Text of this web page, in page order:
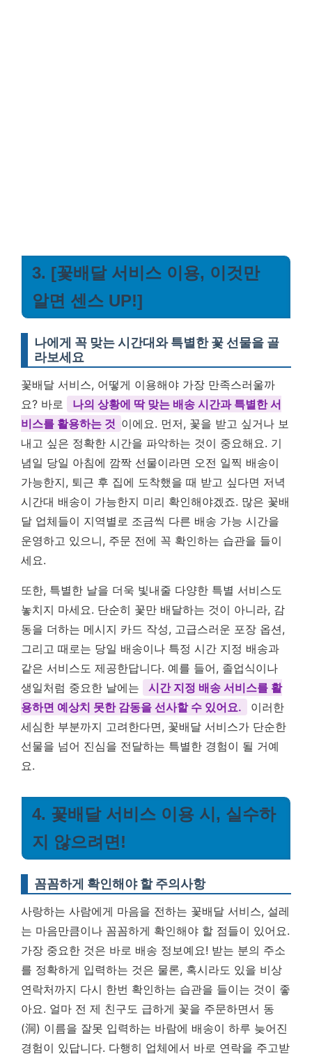
3. [꽃배달 서비스 이용, 이것만
알면 센스 UP!]
나에게 꼭 맞는 시간대와 특별한 꽃 선물을 골
라보세요
꽃배달 서비스, 어떻게 이용해야 가장 만족스러울까
요? 바로
나의 상황에 딱 맞는 배송 시간과 특별한 서
비스를 활용하는 것 이에요. 먼저, 꽃을 받고 싶거나 보
내고 싶은 정확한 시간을 파악하는 것이 중요해요. 기
념일 당일 아침에 깜짝 선물이라면 오전 일찍 배송이
가능한지, 퇴근 후 집에 도착했을 때 받고 싶다면 저녁
시간대 배송이 가능한지 미리 확인해야겠죠. 많은 꽃배
달 업체들이 지역별로 조금씩 다른 배송 가능 시간을
운영하고 있으니, 주문 전에 꼭 확인하는 습관을 들이
세요.
또한, 특별한 날을 더욱 빛내줄 다양한 특별 서비스도
놓치지 마세요. 단순히 꽃만 배달하는 것이 아니라, 감
동을 더하는 메시지 카드 작성, 고급스러운 포장 옵션,
그리고 때로는 당일 배송이나 특정 시간 지정 배송과
같은 서비스도 제공한답니다. 예를 들어, 졸업식이나
생일처럼 중요한 날에는
시간 지정 배송 서비스를 활
용하면 예상치 못한 감동을 선사할 수 있어요.
이러한
세심한 부분까지 고려한다면, 꽃배달 서비스가 단순한
선물을 넘어 진심을 전달하는 특별한 경험이 될 거예
요.
4. 꽃배달 서비스 이용 시, 실수하
지 않으려면!
꼼꼼하게 확인해야 할 주의사항
사랑하는 사람에게 마음을 전하는 꽃배달 서비스, 설레
는 마음만큼이나 꼼꼼하게 확인해야 할 점들이 있어요.
가장 중요한 것은 바로 배송 정보예요! 받는 분의 주소
를 정확하게 입력하는 것은 물론, 혹시라도 있을 비상
연락처까지 다시 한번 확인하는 습관을 들이는 것이 좋
아요. 얼마 전 제 친구도 급하게 꽃을 주문하면서 동
(洞) 이름을 잘못 입력하는 바람에 배송이 하루 늦어진
경험이 있답니다. 다행히 업체에서 바로 연락을 주고받